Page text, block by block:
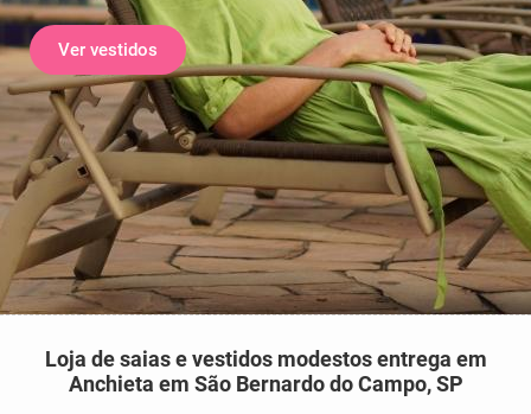
Ver vestidos
Loja de saias e vestidos modestos entrega em
Anchieta em São Bernardo do Campo, SP